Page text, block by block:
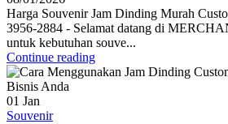
Harga Souvenir Jam Dinding Murah
3956-2884 - Selamat datang di
untuk kebutuhan souve...
Continue reading
01 Jan
Souvenir